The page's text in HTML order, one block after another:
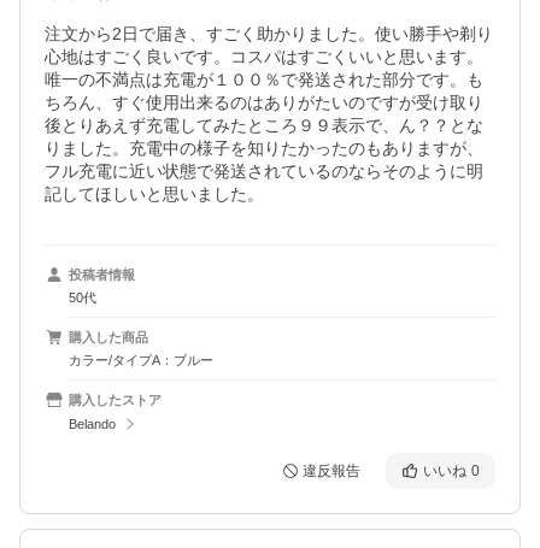
注文から2日で届き、すごく助かりました。使い勝手や剃り
心地はすごく良いです。コスパはすごくいいと思います。
唯一の不満点は充電が１００％で発送された部分です。も
ちろん、すぐ使用出来るのはありがたいのですが受け取り
後とりあえず充電してみたところ９９表示で、ん？？とな
りました。充電中の様子を知りたかったのもありますが、
フル充電に近い状態で発送されているのならそのように明
記してほしいと思いました。
投稿者情報
50代
購入した商品
カラー/タイプA：ブルー
購入したストア
Belando
違反報告 いいね 0